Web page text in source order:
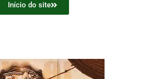
Início do site